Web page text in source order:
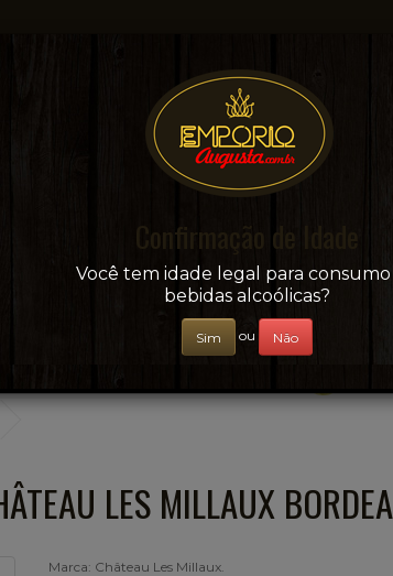
Sua conveniência e adega on-line!
+ BEBIDAS
LES MILLAUX
Marca: Château Les Millaux.
Confirmação de Idade
Você tem idade legal para
bebidas alcoólicas?
Sim ou Não